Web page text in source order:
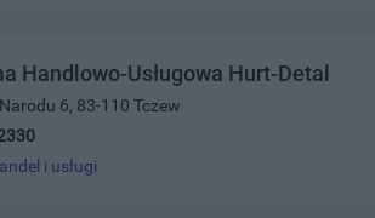
Handlowo-Usługowa Hurt-Detal
6, 83-110 Tczew
i usługi